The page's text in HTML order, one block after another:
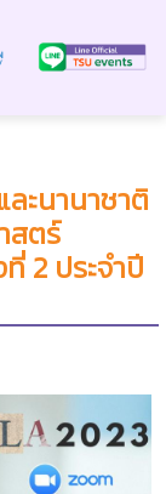
ะนานาชาติ
สตร์
2 ประจำปี